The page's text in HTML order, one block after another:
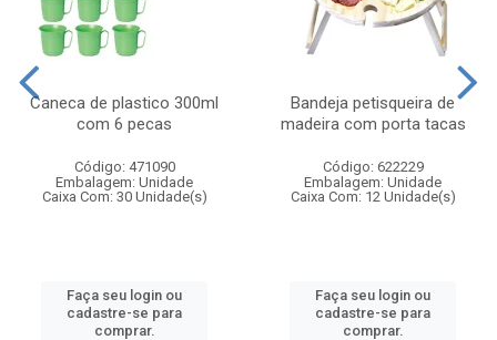
Caneca de plastico 300ml
com 6 pecas
Código: 471090
Embalagem: Unidade
Caixa Com: 30 Unidade(s)
Faça seu login ou
cadastre-se para
comprar.
Bandeja petisqueira de
madeira com porta tacas
Código: 622229
Embalagem: Unidade
Caixa Com: 12 Unidade(s)
Faça seu login ou
cadastre-se para
comprar.